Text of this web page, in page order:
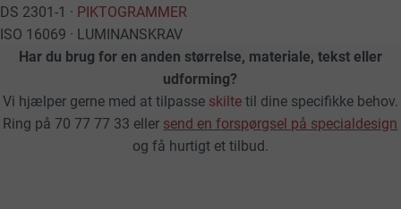
DS 2301-1 · PIKTOGRAMMER
ISO 16069 · LUMINANSKRAV
Har du brug for en anden størrelse, materiale, tekst eller
udforming?
Vi hjælper gerne med at tilpasse skiltetil dine specifikke behov.
Ring på 70 77 77 33 eller send en forspørgsel på specialdesign
og få hurtigt et tilbud.